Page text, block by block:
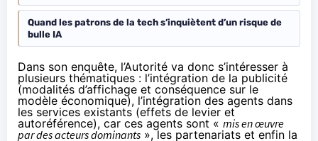
Quand les patrons de la tech s’inquiètent d’un risque de
bulle IA
Dans son enquête, l’Autorité va donc s’intéresser à
plusieurs thématiques : l’intégration de la publicité
(modalités d’affichage et conséquence sur le
modèle économique), l’intégration des agents dans
les services existants (effets de levier et
autoréférence), car ces agents sont « mis en œuvre
par des acteurs dominants », les partenariats et enfin la